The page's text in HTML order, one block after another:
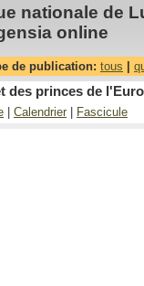
nationale de
online
de publication: tous
des princes de
Calendrier Fascicule